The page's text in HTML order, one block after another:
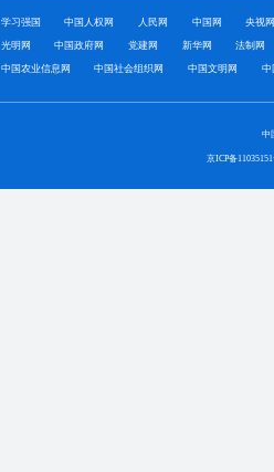
学习强国 中国人权网 人民网 中国网 央视
光明网 中国政府网 党建网 新华网 法制网
中国农业信息网 中国社会组织网 中国文明网 中
中
京ICP备